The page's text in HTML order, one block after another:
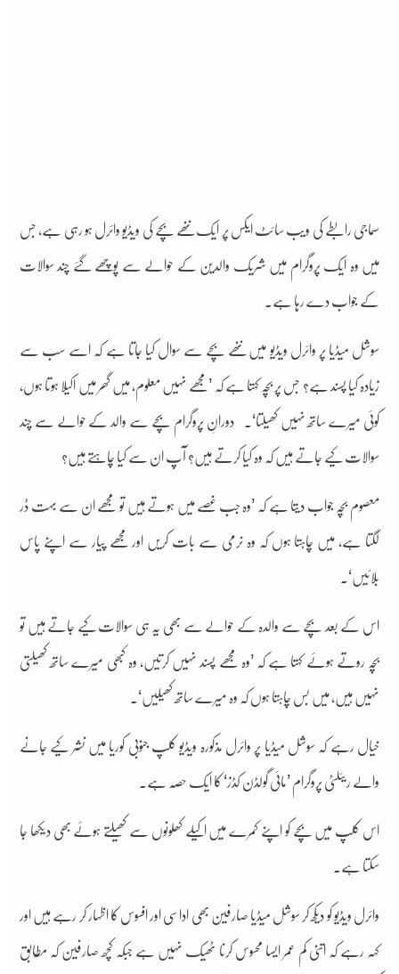
سماجی رابطے کی ویب سائٹ ایکس پر ایک ننھے بچے کی ویڈیو وائرل ہو رہی ہے، جس
میں وہ ایک پروگرام میں شریک والدین کے حوالے سے پوچھے گئے چند سوالات
کے جواب دے رہا ہے۔
سوشل میڈیا پر وائرل ویڈیو میں ننھے بچے سے سوال کیا جاتا ہے کہ اسے سب سے
زیادہ کیا پسند ہے؟ جس پر بچہ کہتا ہے کہ ’مجھے نہیں معلوم، میں گھر میں اکیلا ہوتا ہوں،
کوئی میرے ساتھ نہیں کھیلتا‘۔ دورانِ پروگرام بچے سے والد کے حوالے سے چند
سوالات کیے جاتے ہیں کہ وہ کیا کرتے ہیں؟ آپ ان سے کیا چاہتے ہیں؟
معصوم بچہ جواب دیتا ہے کہ ’وہ جب غصے میں ہوتے ہیں تو مجھے ان سے بہت ڈر
لگتا ہے، میں چاہتا ہوں کہ وہ نرمی سے بات کریں اور مجھے پیار سے اپنے پاس
بلائیں‘۔
اس کے بعد بچے سے والدہ کے حوالے سے بھی یہ ہی سوالات کیے جاتے ہیں تو
بچہ روتے ہوئے کہتا ہے کہ ’وہ مجھے پسند نہیں کرتیں، وہ کبھی میرے ساتھ کھیلتی
نہیں ہیں، میں بس چاہتا ہوں کہ وہ میرے ساتھ کھیلیں‘۔
خیال رہے کہ سوشل میڈیا پر وائرل مذکورہ ویڈیو کلپ جنوبی کوریا میں نشر کیے جانے
والے ریئلٹی پروگرام ’مائی گولڈن کڈز‘ کا ایک حصہ ہے۔
اس کلپ میں بچے کو اپنے کمرے میں اکیلے کھلونوں سے کھیلتے ہوئے بھی دیکھا جا
سکتا ہے۔
وائرل ویڈیو کو دیکھ کر سوشل میڈیا صارفین بھی اداسی اور افسوس کا اظہار کر رہے ہیں اور
کہہ رہے کہ اتنی کم عمر ایسا محسوس کرنا ٹھیک نہیں ہے جبکہ کچھ صارفین کہ مطابق